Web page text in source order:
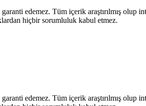
edemez. Tüm içerik araştırılmış olup
hiçbir sorumluluk kabul etmez.
edemez. Tüm içerik araştırılmış olup